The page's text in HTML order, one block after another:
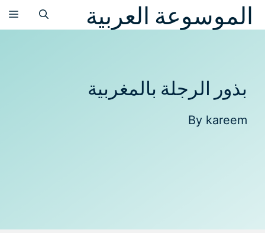
انتقلالموسوعة العربية
بذور الرجلة بالمغربية
By kareem